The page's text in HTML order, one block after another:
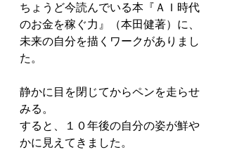
ちょうど今読んでいる本『ＡＩ時代
のお金を稼ぐ力』（本田健著）に、
未来の自分を描くワークがありまし
た。
静かに目を閉じてからペンを走らせ
みる。
すると、１０年後の自分の姿が鮮や
かに見えてきました。